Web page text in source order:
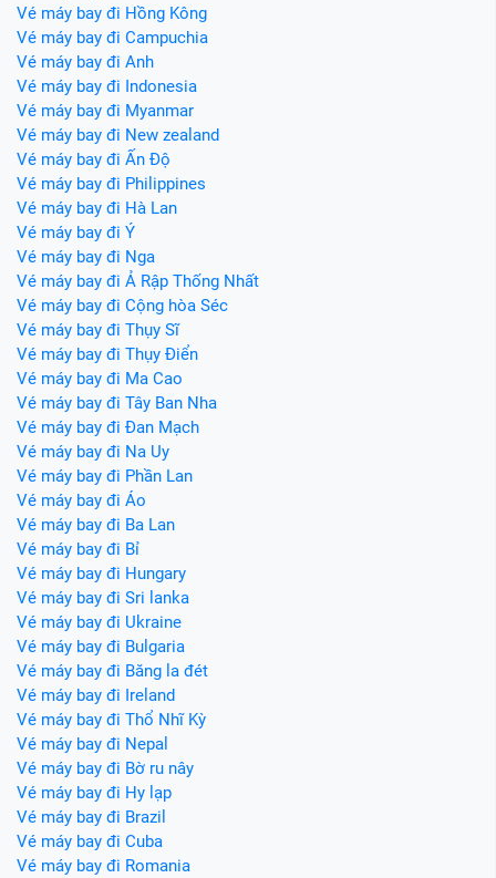
Vé máy bay đi Hồng Kông
Vé máy bay đi Campuchia
Vé máy bay đi Anh
Vé máy bay đi Indonesia
Vé máy bay đi Myanmar
Vé máy bay đi New zealand
Vé máy bay đi Ấn Độ
Vé máy bay đi Philippines
Vé máy bay đi Hà Lan
Vé máy bay đi Ý
Vé máy bay đi Nga
Vé máy bay đi Ả Rập Thống Nhất
Vé máy bay đi Cộng hòa Séc
Vé máy bay đi Thụy Sĩ
Vé máy bay đi Thụy Điển
Vé máy bay đi Ma Cao
Vé máy bay đi Tây Ban Nha
Vé máy bay đi Đan Mạch
Vé máy bay đi Na Uy
Vé máy bay đi Phần Lan
Vé máy bay đi Áo
Vé máy bay đi Ba Lan
Vé máy bay đi Bỉ
Vé máy bay đi Hungary
Vé máy bay đi Sri lanka
Vé máy bay đi Ukraine
Vé máy bay đi Bulgaria
Vé máy bay đi Băng la đét
Vé máy bay đi Ireland
Vé máy bay đi Thổ Nhĩ Kỳ
Vé máy bay đi Nepal
Vé máy bay đi Bờ ru nây
Vé máy bay đi Hy lạp
Vé máy bay đi Brazil
Vé máy bay đi Cuba
Vé máy bay đi Romania